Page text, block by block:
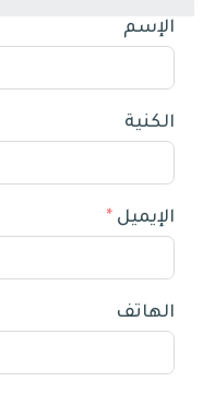
الإسم
الكنية
الإيميل
الهاتف